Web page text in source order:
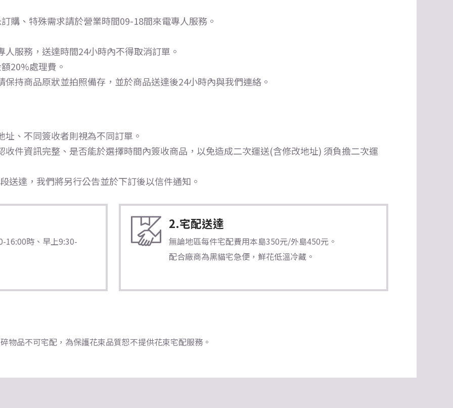
購、特殊需求請於營業時間09-18間來電專人服務。
服務，送達時間24小時內不得取消訂單。
20%處理費。
持商品原狀並拍照備存，並於商品送達後24小時內與我們連絡。
、不同簽收者則視為不同訂單。
件資訊完整、是否能於選擇時間內簽收商品，以免造成二次運送(含修改地址) 須負擔二次運
送達，我們將另行公告並於下訂後以信件通知。
16:00時、早上9:30-
2.宅配送達
無論地區每件宅配費用本島350元/外島450元。
配合廠商為黑貓宅急便，鮮花低溫冷藏。
物品不可宅配，為保護花束品質恕不提供花束宅配服務。